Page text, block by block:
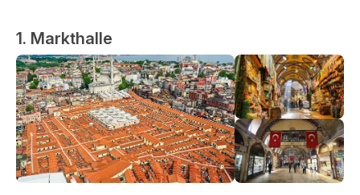
1. Markthalle